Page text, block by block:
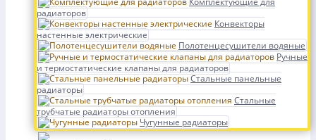
радиаторов
Конвекторы
настенные электрические
Полотенцесушители водяные
Ручные
и термостатические клапаны для радиаторов
Стальные панельные
радиаторы
Стальные
трубчатые радиаторы отопления
Чугунные радиаторы